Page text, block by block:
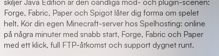
skiljer Java Edition är den oändliga mod- och plugin-scenen:
Forge, Fabric, Paper och Spigot låter dig forma om spelet
helt. Kör din egen Minecraft-server hos Spelhosting: online
på några minuter med snabb start, Forge, Fabric och Paper
med ett klick, full FTP-åtkomst och support dygnet runt.